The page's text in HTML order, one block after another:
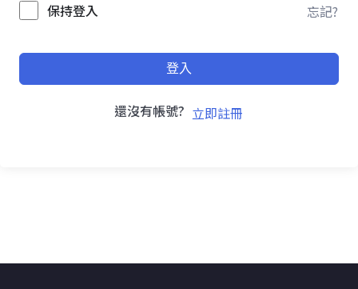
保持登入 忘記?
登入
還沒有帳號? 立即註冊